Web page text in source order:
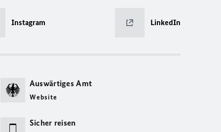
Instagram LinkedIn
Auswärtiges Amt
Website
Sicher reisen